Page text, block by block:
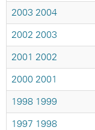
2003-2004
2002-2003
2001-2002
2000-2001
1998-1999
1997-1998